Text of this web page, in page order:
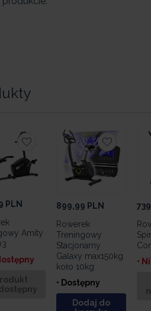
PLN
Amity
899,99 PLN
Rowerek
Treningowy
Stacjonarny
Galaxy max150kg
koło 10kg
• Dostępny
Dodaj do
•